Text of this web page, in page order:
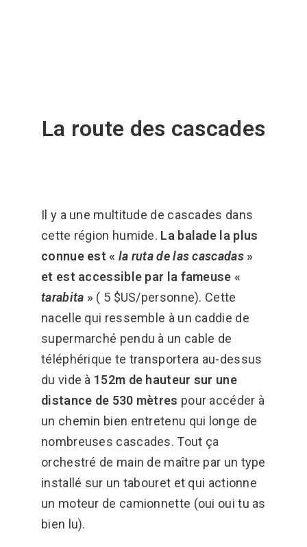
La route des cascades
Il y a une multitude de cascades dans
cette région humide. La balade la plus
connue est « la ruta de las cascadas»
et est accessible par la fameuse «
tarabita » ( 5 $US/personne). Cette
nacelle qui ressemble à un caddie de
supermarché pendu à un cable de
téléphérique te transportera au-dessus
du vide à 152m de hauteur sur une
distance de 530 mètres pour accéder à
un chemin bien entretenu qui longe de
nombreuses cascades. Tout ça
orchestré de main de maître par un type
installé sur un tabouret et qui actionne
un moteur de camionnette (oui oui tu as
bien lu).